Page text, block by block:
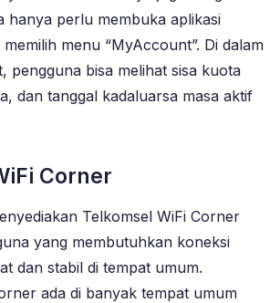
hanya perlu membuka aplikasi
menu “MyAccount”. Di dalam
pengguna bisa melihat sisa kuota
dan tanggal kadaluarsa masa aktif
Corner
Telkomsel WiFi Corner
yang membutuhkan koneksi
dan stabil di tempat umum.
ada di banyak tempat umum